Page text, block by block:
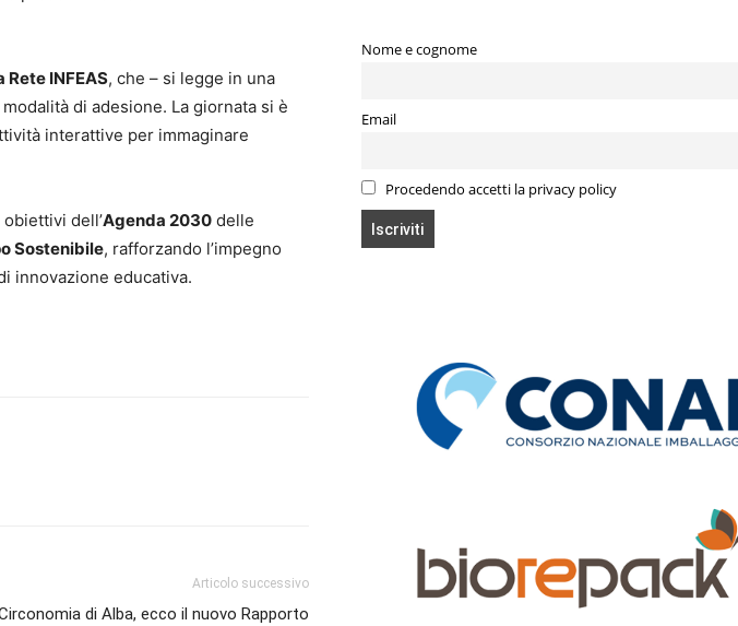
INFEAS, che – si legge in una
di adesione. La giornata si è
interattive per immaginare
dell’Agenda 2030 delle
Sostenibile, rafforzando l’impegno
innovazione educativa.
Articolo successivo
di Alba, ecco il nuovo Rapporto
Nome e cognome
Email
Procedendo accetti la privacy policy